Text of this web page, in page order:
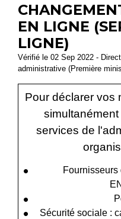
EN LIGNE
LIGNE)
Vérifié le 02 Sep 2022 -
administrative (Première
Pour déclarer vos
services de
Fournisseurs
Sécurité sociale :